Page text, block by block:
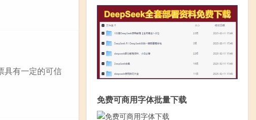
具有一定的可信
免费可商用字体批量下载